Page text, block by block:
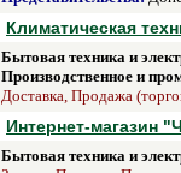
Климатическая
Бытовая техника и
Производственное и
Доставка, Продажа
Интернет-магазин
Бытовая техника и